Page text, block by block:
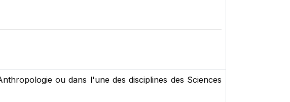
ou dans l'une des disciplines des Sciences